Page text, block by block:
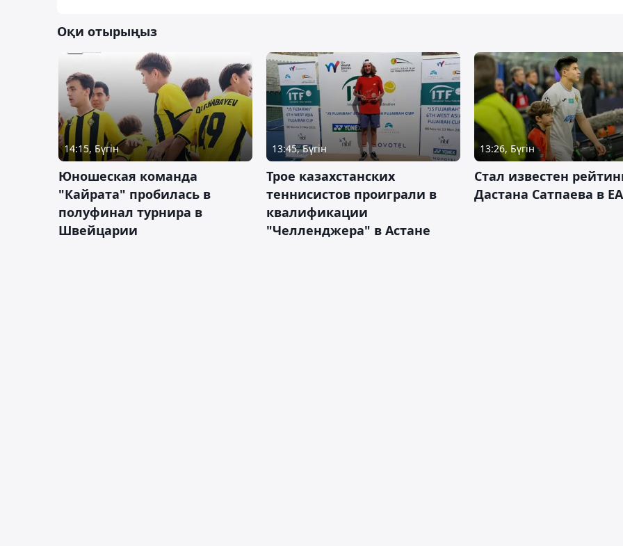
Оқи отырыңыз
14:15, Бүгін
Юношеская команда
"Кайрата" пробилась в
полуфинал турнира в
Швейцарии
13:45, Бүгін
Трое казахстанских
теннисистов проиграли в
квалификации
"Челленджера" в Астане
13:26, Бүгін
Стал известен
Дастана Сатпаева в EA